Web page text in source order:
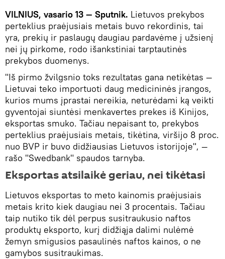
VILNIUS, vasario 13 — Sputnik. Lietuvos prekybos
perteklius praėjusiais metais buvo rekordinis, tai
yra, prekių ir paslaugų daugiau pardavėme į užsienį
nei jų pirkome, rodo išankstiniai tarptautinės
prekybos duomenys.
"Iš pirmo žvilgsnio toks rezultatas gana netikėtas —
Lietuvai teko importuoti daug medicininės įrangos,
kurios mums įprastai nereikia, neturėdami ką veikti
gyventojai siuntėsi menkavertes prekes iš Kinijos,
eksportas smuko. Tačiau nepaisant to, prekybos
perteklius praėjusiais metais, tikėtina, viršijo 8 proc.
nuo BVP ir buvo didžiausias Lietuvos istorijoje", —
rašo "Swedbank" spaudos tarnyba.
Eksportas atsilaikė geriau, nei tikėtasi
Lietuvos eksportas to meto kainomis praėjusiais
metais krito kiek daugiau nei 3 procentais. Tačiau
taip nutiko tik dėl perpus susitraukusio naftos
produktų eksporto, kurį didžiąja dalimi nulėmė
žemyn smigusios pasaulinės naftos kainos, o ne
gamybos susitraukimas.